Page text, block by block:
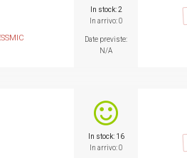
In stock: 2
In arrivo: 0
Date previste:
N/A
In stock: 16
In arrivo: 0